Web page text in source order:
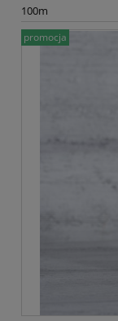
100m
promocja